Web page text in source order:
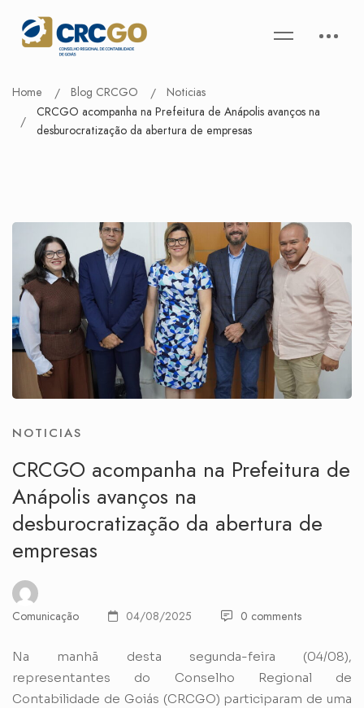
Home Blog CRCGO
Noticias
CRCGO acompanha na Prefeitura de Anápolis avanços na
desburocratização da abertura de empresas
NOTICIAS
CRCGO acompanha na Prefeitura de
Anápolis avanços na
desburocratização da abertura de
empresas
Comunicação 04/08/2025 0 comments
Na manhã desta segunda-feira (04/08),
representantes do Conselho Regional de
Contabilidade de Goiás (CRCGO) participaram de uma